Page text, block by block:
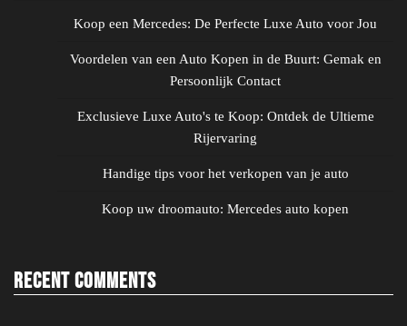
Koop een Mercedes: De Perfecte Luxe Auto voor Jou
Voordelen van een Auto Kopen in de Buurt: Gemak en
Persoonlijk Contact
Exclusieve Luxe Auto's te Koop: Ontdek de Ultieme
Rijervaring
Handige tips voor het verkopen van je auto
Koop uw droomauto: Mercedes auto kopen
Recent Comments